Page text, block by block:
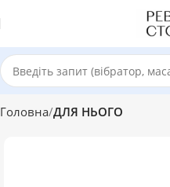
Головна ДЛЯ НЬОГО